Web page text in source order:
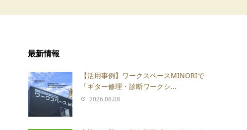
最新情報
【活用事例】ワークスペースMINORIで
「ギター修理・診断ワークシ...
2026.08.08